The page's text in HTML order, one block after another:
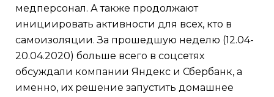
медперсонал. А также продолжают
инициировать активности для всех, кто в
самоизоляции. За прошедшую неделю (12.04-
20.04.2020) больше всего в соцсетях
обсуждали компании Яндекс и Сбербанк, а
именно, их решение запустить домашнее